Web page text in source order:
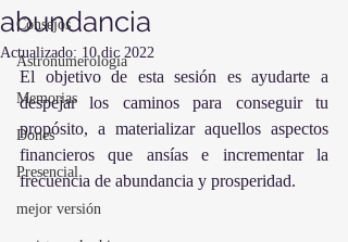
Consejos
Astronumerología
Memorias
Dones
Presencial
mejor versión
abundancia
Actualizado: 10 dic 2022
El objetivo de esta sesión es ayudarte a
despejar los caminos para conseguir tu
propósito, a materializar aquellos aspectos
financieros que ansías e incrementar la
frecuencia de abundancia y prosperidad.